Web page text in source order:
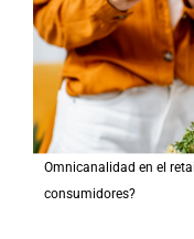
Omnicanalidad en el
consumidores?